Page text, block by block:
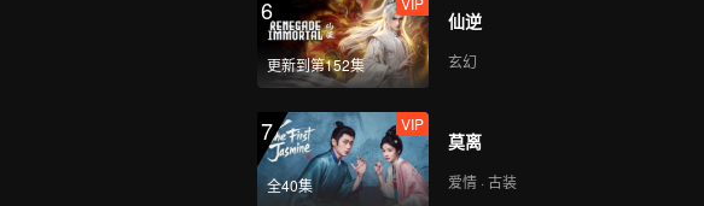
6
更新到第152集
仙逆
玄幻
7
全40集
VIP
莫离
爱情 · 古装